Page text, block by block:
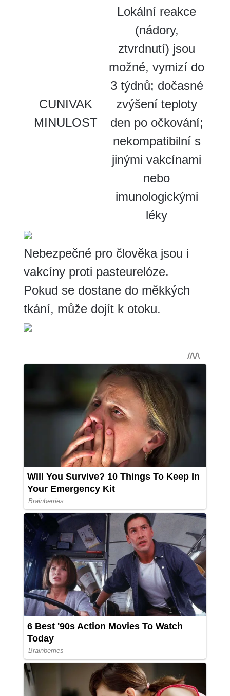
CUNIVAK
MINULOST
Lokální reakce
(nádory,
ztvrdnutí) jsou
možné, vymizí do
3 týdnů; dočasné
zvýšení teploty
den po očkování;
nekompatibilní s
jinými vakcínami
nebo
imunologickými
léky
Nebezpečné pro člověka jsou i
vakcíny proti pasteurelóze.
Pokud se dostane do měkkých
tkání, může dojít k otoku.